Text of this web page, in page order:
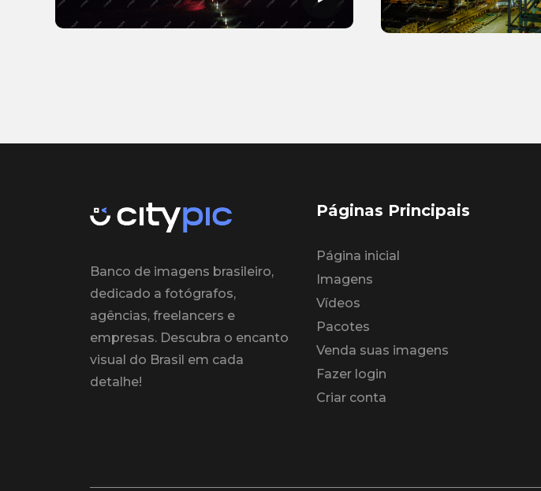
Banco de imagens brasileiro,
dedicado a fotógrafos,
agências, freelancers e
empresas. Descubra o encanto
visual do Brasil em cada
detalhe!
Páginas Principais
Página inicial
Imagens
Vídeos
Pacotes
Venda suas imagens
Fazer login
Criar conta